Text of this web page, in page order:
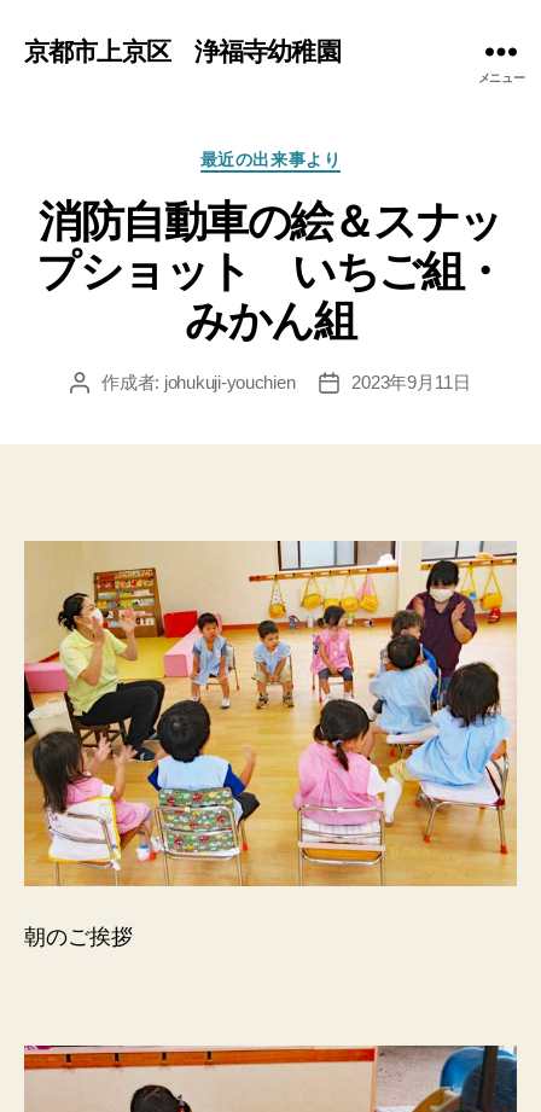
京都市上京区 浄福寺幼稚園
メニュー
カ
ゴ
リ
最近の出来事より
消防自動車の絵＆スナッ
プショット いちご組・
みかん組
投 作成者: johukuji-youchien
投
2023年9月11日
朝のご挨拶